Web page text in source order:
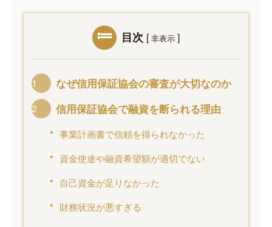
目次 [ 非表示 ]
なぜ信用保証協会の審査が大切なのか
信用保証協会で融資を断られる理由
事業計画書で信頼を得られなかった
資金使途や融資希望額が適切でない
自己資金が足りなかった
財務状況が悪すぎる